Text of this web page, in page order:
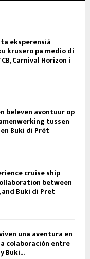
eksperensiá
krusero pa medio di
Carnival Horizon i
beleven avontuur op
tussen
Buki di Prèt
cruise ship
between
and Buki di Pret
una aventura en
colaboración entre
Buki...